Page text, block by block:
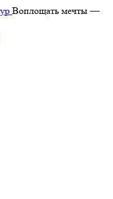
Воплощать мечты —